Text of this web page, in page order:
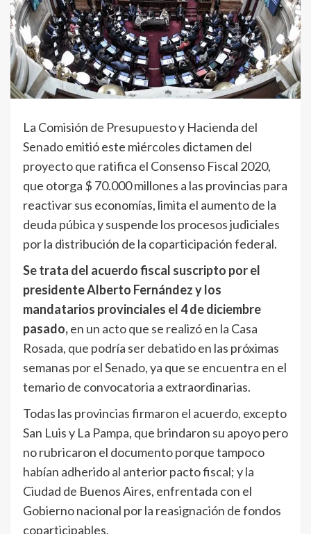
La Comisión de Presupuesto y Hacienda del
Senado emitió este miércoles dictamen del
proyecto que ratifica el Consenso Fiscal 2020,
que otorga $ 70.000 millones a las provincias para
reactivar sus economías, limita el aumento de la
deuda púbica y suspende los procesos judiciales
por la distribución de la coparticipación federal.
Se trata del acuerdo fiscal suscripto por el
presidente Alberto Fernández y los
mandatarios provinciales el 4 de diciembre
pasado,en un acto que se realizó en la Casa
Rosada, que podría ser debatido en las próximas
semanas por el Senado, ya que se encuentra en el
temario de convocatoria a extraordinarias.
Todas las provincias firmaron el acuerdo, excepto
San Luis y La Pampa, que brindaron su apoyo pero
no rubricaron el documento porque tampoco
habían adherido al anterior pacto fiscal; y la
Ciudad de Buenos Aires, enfrentada con el
Gobierno nacional por la reasignación de fondos
coparticipables.